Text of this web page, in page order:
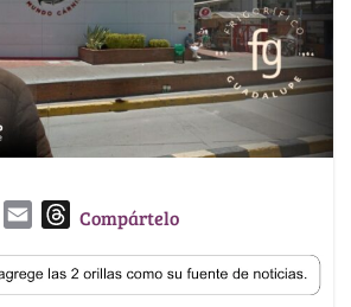
a
i
T
r
e
Compártelo